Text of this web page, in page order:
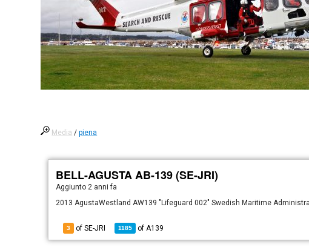
Media /piena
BELL-AGUSTA AB-139 (SE-JRI)
Aggiunto2 anni fa
2013 AgustaWestland AW139 "Lifeguard 002" Swedish Maritime
3 of SE-JRI 1185 ofA139